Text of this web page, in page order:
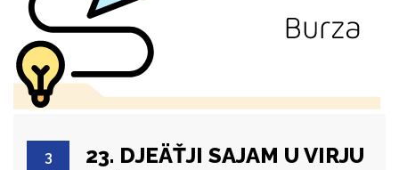
3
23. DJEÄŤJI SAJAM U VIRJU